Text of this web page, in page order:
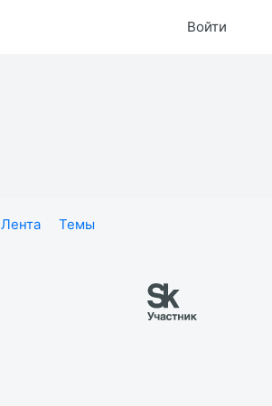
Войти
Лента
Темы